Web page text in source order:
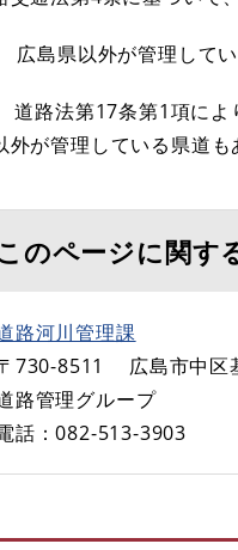
島県以外が管理してい
路法第17条第1項によ
外が管理している県道
のページに関す
路河川管理課
730-8511
広島市中区
路管理グループ
話：082-513-3903